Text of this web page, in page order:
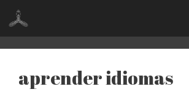
Saltar
contenido
aprender idiomas